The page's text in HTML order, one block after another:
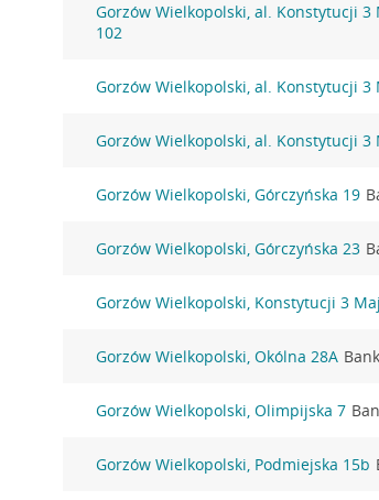
Gorzów Wielkopolski, al. Konstytucji 3
102
Gorzów Wielkopolski, al. Konstytucji 3
Gorzów Wielkopolski, al. Konstytucji 3
Gorzów Wielkopolski, Górczyńska 19
Gorzów Wielkopolski, Górczyńska 23
Gorzów Wielkopolski, Konstytucji 3
Gorzów Wielkopolski, Okólna 28A
Gorzów Wielkopolski, Olimpijska 7
Gorzów Wielkopolski, Podmiejska 15b